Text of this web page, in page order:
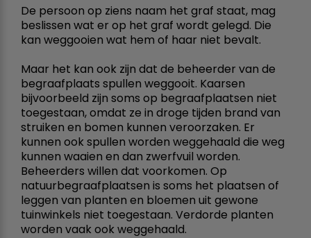
De persoon op ziens naam het graf staat, mag
beslissen wat er op het graf wordt gelegd. Die
kan weggooien wat hem of haar niet bevalt.
Maar het kan ook zijn dat de beheerder van de
begraafplaats spullen weggooit. Kaarsen
bijvoorbeeld zijn soms op begraafplaatsen niet
toegestaan, omdat ze in droge tijden brand van
struiken en bomen kunnen veroorzaken. Er
kunnen ook spullen worden weggehaald die weg
kunnen waaien en dan zwerfvuil worden.
Beheerders willen dat voorkomen. Op
natuurbegraafplaatsen is soms het plaatsen of
leggen van planten en bloemen uit gewone
tuinwinkels niet toegestaan. Verdorde planten
worden vaak ook weggehaald.